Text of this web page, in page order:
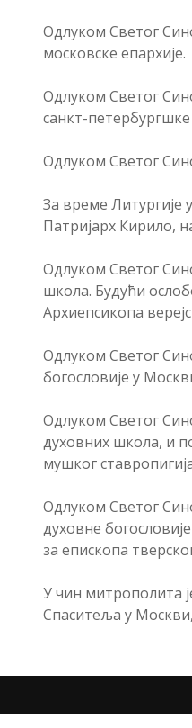
Одлуком Светог
московске епархије.
Одлуком Светог
санкт-
Одлуком Светог
За време Литургије
Патријарх Кирило,
Одлуком Светог
школа. Будући
Архиепсикопа
Одлуком Светог
богословије у
Одлуком Светог
духовних школа, и
мушког
Одлуком Светог
духовне
за епископа
У чин митрополита
Спаситеља у